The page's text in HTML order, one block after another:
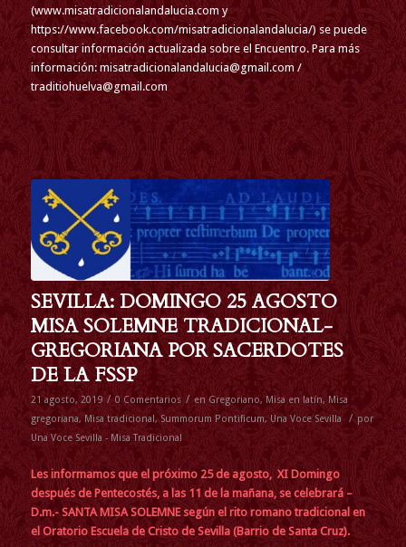
(www.misatradicionalandalucia.com y
https://www.facebook.com/misatradicionalandalucia/) se puede
consultar información actualizada sobre el Encuentro. Para más
información: misatradicionalandalucia@gmail.com /
traditiohuelva@gmail.com
SEVILLA: DOMINGO 25 AGOSTO
MISA SOLEMNE TRADICIONAL-
GREGORIANA POR SACERDOTES
DE LA FSSP
21 agosto, 2019 / 0 Comentarios / enGregoriano, Misa en latín, Misa
gregoriana, Misa tradicional, Summorum Pontificum, Una Voce Sevilla / por
Una Voce Sevilla - Misa Tradicional
Les informamos que el próximo 25 de agosto, XI Domingo
después de Pentecostés, a las 11 de la mañana, se celebrará –
D.m.- SANTA MISA SOLEMNE según el rito romano tradicional en
el Oratorio Escuela de Cristo de Sevilla (Barrio de Santa Cruz).